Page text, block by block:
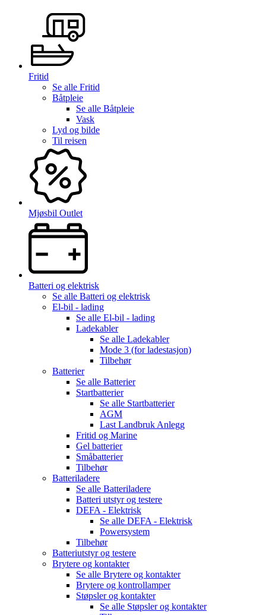
Fritid
Se alle Fritid
Båtpleie
Se alle Båtpleie
Vask
Lyd og bilde
Til reisen
Mjøsbil Outlet
Batteri og elektrisk
Se alle Batteri og elektrisk
El-bil - lading
Se alle El-bil - lading
Ladekabler
Se alle Ladekabler
Mode 3 (for ladestasjon)
Tilbehør
Batterier
Se alle Batterier
Startbatterier
Se alle Startbatterier
AGM
Last Landbruk Anlegg
Fritid og Marine
Gel batterier
Småbatterier
Tilbehør
Batteriladere
Se alle Batteriladere
Batteri utstyr og testere
DEFA - Elektrisk
Se alle DEFA - Elektrisk
Powersystem
Tilbehør
Batteriutstyr og testere
Brytere og kontakter
Se alle Brytere og kontakter
Brytere og kontrollamper
Støpsler og kontakter
Se alle Støpsler og kontakter